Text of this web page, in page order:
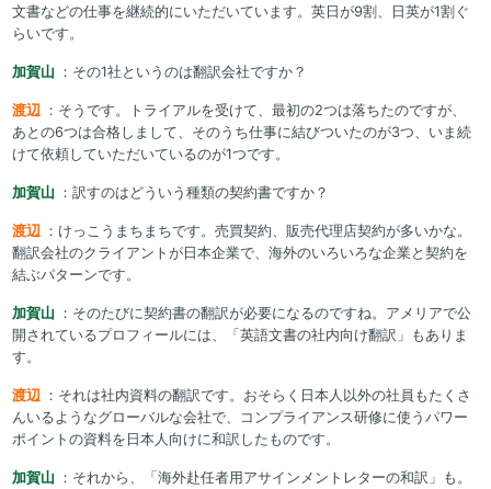
文書などの仕事を継続的にいただいています。英日が9割、日英が1割ぐ
らいです。
加賀山 ：その1社というのは翻訳会社ですか？
渡辺 ：そうです。トライアルを受けて、最初の2つは落ちたのですが、
あとの6つは合格しまして、そのうち仕事に結びついたのが3つ、いま続
けて依頼していただいているのが1つです。
加賀山 ：訳すのはどういう種類の契約書ですか？
渡辺 ：けっこうまちまちです。売買契約、販売代理店契約が多いかな。
翻訳会社のクライアントが日本企業で、海外のいろいろな企業と契約を
結ぶパターンです。
加賀山 ：そのたびに契約書の翻訳が必要になるのですね。アメリアで公
開されているプロフィールには、「英語文書の社内向け翻訳」もありま
す。
渡辺 ：それは社内資料の翻訳です。おそらく日本人以外の社員もたくさ
んいるようなグローバルな会社で、コンプライアンス研修に使うパワー
ポイントの資料を日本人向けに和訳したものです。
加賀山 ：それから、「海外赴任者用アサインメントレターの和訳」も。